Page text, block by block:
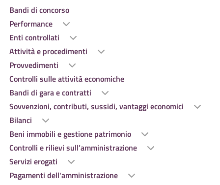
Bandi di concorso
Performance
Enti controllati
Attività e procedimenti
Provvedimenti
Controlli sulle attività economiche
Bandi di gara e contratti
Sovvenzioni, contributi, sussidi, vantaggi economici
Bilanci
Beni immobili e gestione patrimonio
Controlli e rilievi sull’amministrazione
Servizi erogati
Pagamenti dell'amministrazione